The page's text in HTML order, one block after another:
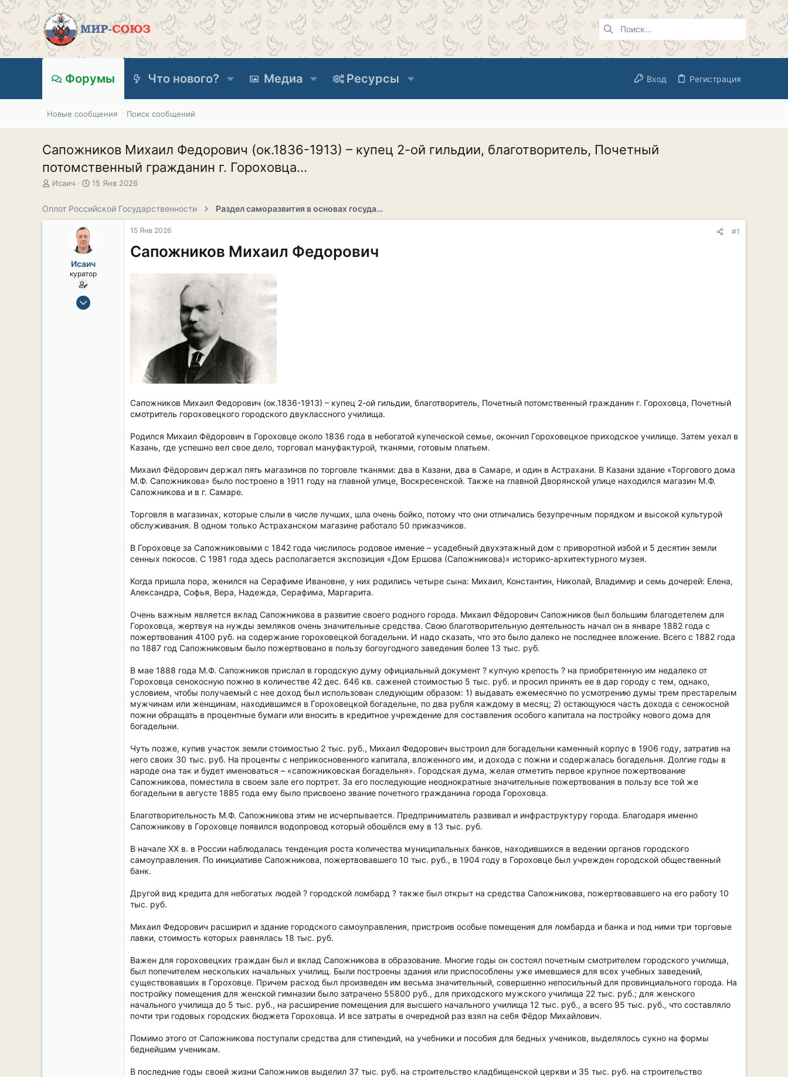
Форумы Что нового? Медиа Ресурсы Вход Регистрация
Новые сообщения Поиск сообщений
Сапожников Михаил Федорович (ок.1836-1913) – купец 2-ой гильдии, благотворитель, Почетный
потомственный гражданин г. Гороховца...
А
о
Исаич
Д
а
л
а
15 Янв 2026
Оплот Российской Государственности Раздел саморазвития в основах государственности
Исаич
куратор
15 Сен 2019
15 Янв 2026 #1
Сапожников Михаил Федорович
Сапожников Михаил Федорович (ок.1836-1913) – купец 2-ой гильдии, благотворитель, Почетный потомственный гражданин г. Гороховца, Почетный
смотритель гороховецкого городского двуклассного училища.
Родился Михаил Фёдорович в Гороховце около 1836 года в небогатой купеческой семье, окончил Гороховецкое приходское училище. Затем уехал в
Казань, где успешно вел свое дело, торговал мануфактурой, тканями, готовым платьем.
Михаил Фёдорович держал пять магазинов по торговле тканями: два в Казани, два в Самаре, и один в Астрахани. В Казани здание «Торгового дома
М.Ф. Сапожникова» было построено в 1911 году на главной улице, Воскресенской. Также на главной Дворянской улице находился магазин М.Ф.
Сапожникова и в г. Самаре.
Торговля в магазинах, которые слыли в числе лучших, шла очень бойко, потому что они отличались безупречным порядком и высокой культурой
обслуживания. В одном только Астраханском магазине работало 50 приказчиков.
В Гороховце за Сапожниковыми с 1842 года числилось родовое имение – усадебный двухэтажный дом с приворотной избой и 5 десятин земли
сенных покосов. С 1981 года здесь располагается экспозиция «Дом Ершова (Сапожникова)» историко-архитектурного музея.
Когда пришла пора, женился на Серафиме Ивановне, у них родились четыре сына: Михаил, Константин, Николай, Владимир и семь дочерей: Елена,
Александра, Софья, Вера, Надежда, Серафима, Маргарита.
Очень важным является вклад Сапожникова в развитие своего родного города. Михаил Фёдорович Сапожников был большим благодетелем для
Гороховца, жертвуя на нужды земляков очень значительные средства. Свою благотворительную деятельность начал он в январе 1882 года с
пожертвования 4100 руб. на содержание гороховецкой богадельни. И надо сказать, что это было далеко не последнее вложение. Всего с 1882 года
по 1887 год Сапожниковым было пожертвовано в пользу богоугодного заведения более 13 тыс. руб.
В мае 1888 года М.Ф. Сапожников прислал в городскую думу официальный документ ? купчую крепость ? на приобретенную им недалеко от
Гороховца сенокосную пожню в количестве 42 дес. 646 кв. саженей стоимостью 5 тыс. руб. и просил принять ее в дар городу с тем, однако,
условием, чтобы получаемый с нее доход был использован следующим образом: 1) выдавать ежемесячно по усмотрению думы трем престарелым
мужчинам или женщинам, находившимся в Гороховецкой богадельне, по два рубля каждому в месяц; 2) остающуюся часть дохода с сенокосной
пожни обращать в процентные бумаги или вносить в кредитное учреждение для составления особого капитала на постройку нового дома для
богадельни.
Чуть позже, купив участок земли стоимостью 2 тыс. руб., Михаил Федорович выстроил для богадельни каменный корпус в 1906 году, затратив на
него своих 30 тыс. руб. На проценты с неприкосновенного капитала, вложенного им, и дохода с пожни и содержалась богадельня. Долгие годы в
народе она так и будет именоваться – «сапожниковская богадельня». Городская дума, желая отметить первое крупное пожертвование
Сапожникова, поместила в своем зале его портрет. За его последующие неоднократные значительные пожертвования в пользу все той же
богадельни в августе 1885 года ему было присвоено звание почетного гражданина города Гороховца.
Благотворительность М.Ф. Сапожникова этим не исчерпывается. Предприниматель развивал и инфраструктуру города. Благодаря именно
Сапожникову в Гороховце появился водопровод который обошёлся ему в 13 тыс. руб.
В начале XX в. в России наблюдалась тенденция роста количества муниципальных банков, находившихся в ведении органов городского
самоуправления. По инициативе Сапожникова, пожертвовавшего 10 тыс. руб., в 1904 году в Гороховце был учрежден городской общественный
банк.
Другой вид кредита для небогатых людей ? городской ломбард ? также был открыт на средства Сапожникова, пожертвовавшего на его работу 10
тыс. руб.
Михаил Федорович расширил и здание городского самоуправления, пристроив особые помещения для ломбарда и банка и под ними три торговые
лавки, стоимость которых равнялась 18 тыс. руб.
Важен для гороховецких граждан был и вклад Сапожникова в образование. Многие годы он состоял почетным смотрителем городского училища,
был попечителем нескольких начальных училищ. Были построены здания или приспособлены уже имевшиеся для всех учебных заведений,
существовавших в Гороховце. Причем расход был произведен им весьма значительный, совершенно непосильный для провинциального города. На
постройку помещения для женской гимназии было затрачено 55800 руб., для приходского мужского училища 22 тыс. руб.; для женского
начального училища до 5 тыс. руб., на расширение помещения для высшего начального училища 12 тыс. руб., а всего 95 тыс. руб., что составляло
почти три годовых городских бюджета Гороховца. И все затраты в очередной раз взял на себя Фёдор Михайлович.
Помимо этого от Сапожникова поступали средства для стипендий, на учебники и пособия для бедных учеников, выделялось сукно на формы
беднейшим ученикам.
В последние годы своей жизни Сапожников выделил 37 тыс. руб. на строительство кладбищенской церкви и 35 тыс. руб. на строительство